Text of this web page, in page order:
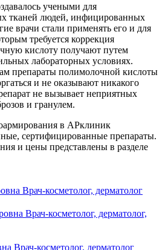
учеными для
тканей людей, инфицированных
врачи стали применять его и для
требуется коррекция
кислоту получают путем
лабораторных условиях.
препараты полимолочной кислоты
и не оказывают никакого
не вызывает неприятных
и гранулем.
в АРклиник
сертифицированные препараты.
и цены представлены в разделе
Врач-косметолог, дерматолог
Врач-косметолог, дерматолог,
Врач-косметолог, дерматолог